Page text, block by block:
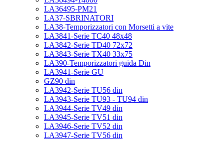
LA36495-PM21
LA37-SBRINATORI
LA38-Temporizzatori con Morsetti a vite
LA3841-Serie TC40 48x48
LA3842-Serie TD40 72x72
LA3843-Serie TX40 33x75
LA390-Temporizzatori guida Din
LA3941-Serie GU
GZ90 din
LA3942-Serie TU56 din
LA3943-Serie TU93 - TU94 din
LA3944-Serie TV49 din
LA3945-Serie TV51 din
LA3946-Serie TV52 din
LA3947-Serie TV56 din